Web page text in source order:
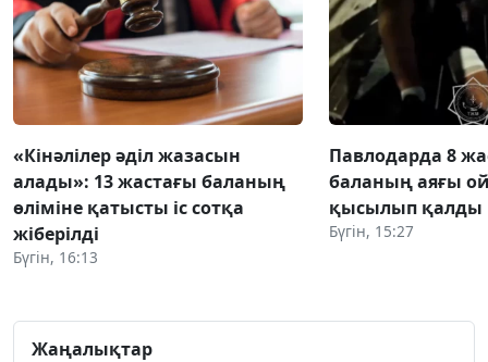
«Кінәлілер әділ жазасын
алады»: 13 жастағы баланың
өліміне қатысты іс сотқа
жіберілді
Бүгін, 16:13
Павлодарда 8
баланың аяғы
қысылып қалды
Бүгін, 15:27
Жаңалықтар